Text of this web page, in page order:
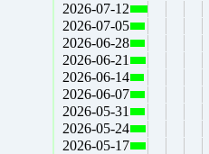
2026-07-12
2026-07-05
2026-06-28
2026-06-21
2026-06-14
2026-06-07
2026-05-31
2026-05-24
2026-05-17